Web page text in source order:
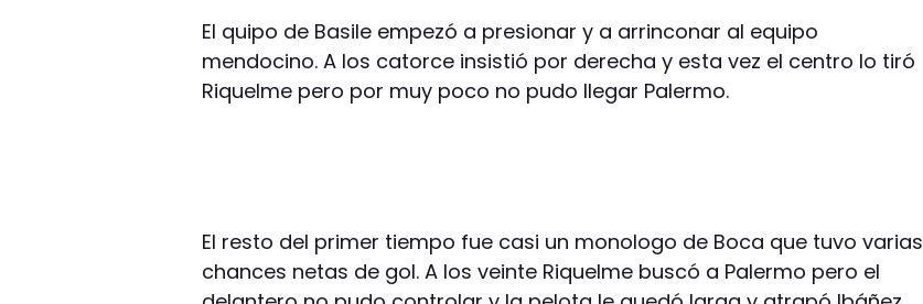
El quipo de Basile empezó a presionar y a arrinconar al equipo
mendocino. A los catorce insistió por derecha y esta vez el centro lo tiró
Riquelme pero por muy poco no pudo llegar Palermo.
El resto del primer tiempo fue casi un monologo de Boca que tuvo varias
chances netas de gol. A los veinte Riquelme buscó a Palermo pero el